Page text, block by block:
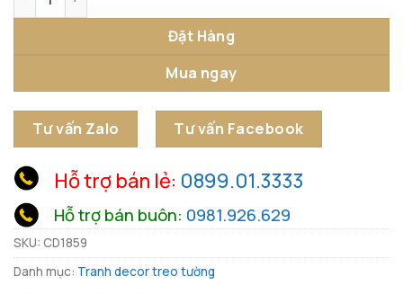
Đặt Hàng
Mua ngay
Tư vấn Zalo Tư vấn Facebook
Hỗ trợ bán lẻ: 0899.01.3333
Hỗ trợ bán buôn: 0981.926.629
SKU: CD1859
Danh mục: Tranh decor treo tường